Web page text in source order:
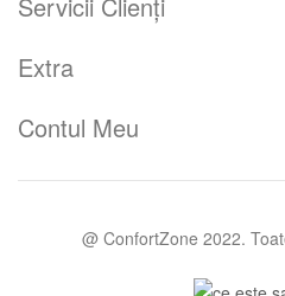
Extra
Contul Meu
@ ConfortZone 2022.